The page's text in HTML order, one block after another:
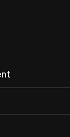
subteran